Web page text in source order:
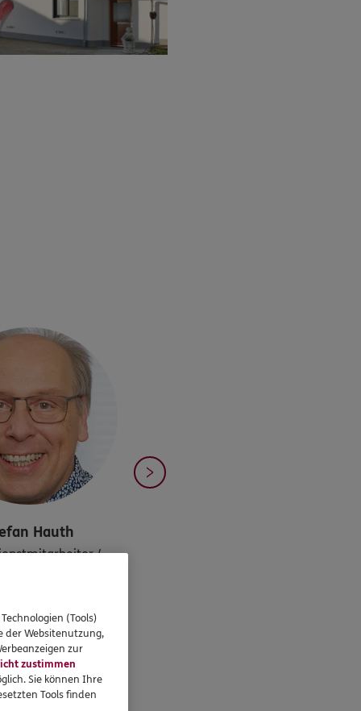
Hauth
/
08208/90001
(Tools)
der Websitenutzung,
zur
zustimmen
Sie können Ihre
Tools finden